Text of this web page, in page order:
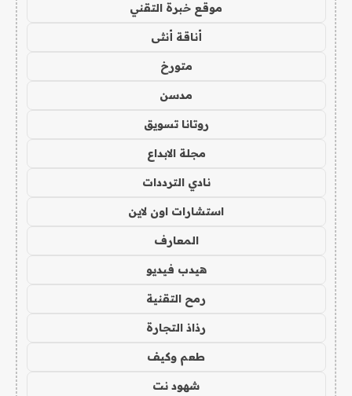
موقع خبرة التقني
أناقة أنثى
متورخ
مدسن
روتانا تسويق
مجلة الابداع
نادي الترددات
استشارات اون لاين
المعارف
هيدب فيديو
رمح التقنية
رذاذ التجارة
طعم وكيف
شهود نت